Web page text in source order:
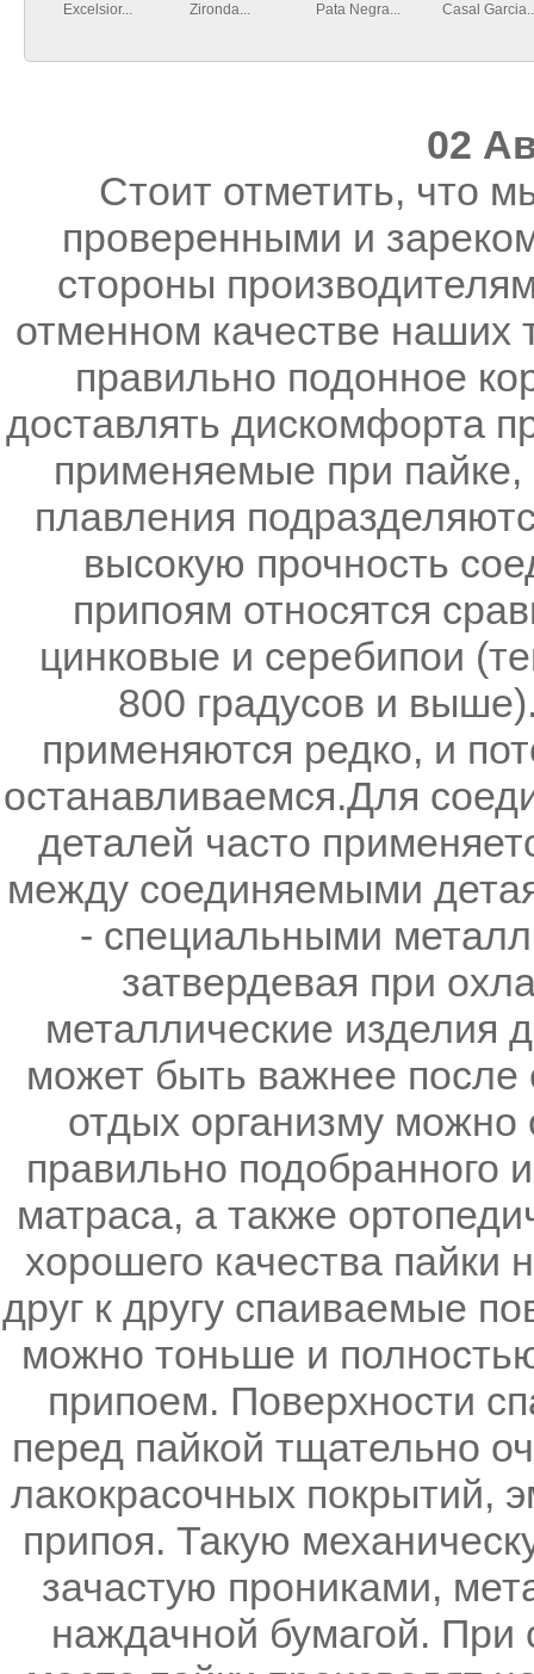
Excelsior... Zironda... Pata Negra... Casal
02
Стоит отметить, что
проверенными и
стороны
отменном качестве наших
правильно подонное
доставлять дискомфорта
применяемые при пайке,
плавления
высокую прочность
припоям относятся
цинковые и серебипои
800 градусов и
применяются редко, и
останавливаемся.Для
деталей часто
между соединяемыми
- специальными
затвердевая при
металлические изделия
может быть важнее после
отдых организму
правильно подобранного
матраса, а также
хорошего качества пайки
друг к другу спаиваемые
можно тоньше и
припоем. Поверхности
перед пайкой тщательно
лакокрасочных покрытий,
припоя. Такую
зачастую прониками,
наждачной бумагой. При